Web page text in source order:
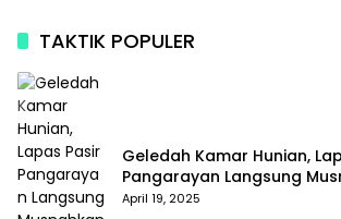
TAKTIK POPULER
Geledah Kamar Hunian,
Pangarayan Langsung
Temuan
April 19, 2025